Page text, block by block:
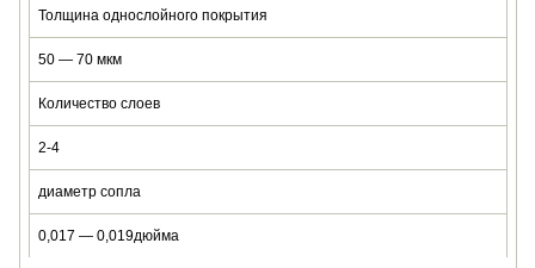
Толщина однослойного покрытия
50 — 70 мкм
Количество слоев
2-4
диаметр сопла
0,017 — 0,019дюйма